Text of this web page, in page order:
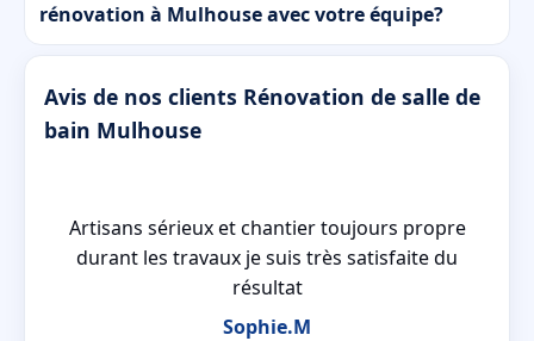
rénovation à Mulhouse avec votre équipe?
Avis de nos clients Rénovation de salle de
bain Mulhouse
Artisans sérieux et chantier toujours propre
durant les travaux je suis très satisfaite du
résultat
Sophie.M